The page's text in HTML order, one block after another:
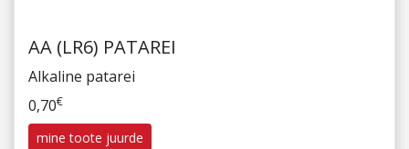
AA (LR6) PATAREI
Alkaline patarei
0,70€
mine toote juurde